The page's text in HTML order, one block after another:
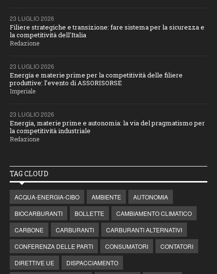
23 LUGLIO 2026
Filiere strategiche e transizione: fare sistema per la sicurezza e
la competitività dell'Italia
Redazione
23 LUGLIO 2026
Energia e materie prime per la competitività delle filiere
produttive: l’evento di ASSORISORSE
Imperiale
23 LUGLIO 2026
Energia, materie prime e autonomia: la via del pragmatismo per
la competitività industriale
Redazione
TAG CLOUD
ACQUA-ENERGIA-CIBO AMBIENTE
AUTONOMIA
BIOCARBURANTI
BOLLETTE
CAMBIAMENTO CLIMATICO
CARBONE
CARBURANTI
CARBURANTI ALTERNATIVI
CONFERENZA DELLE PARTI
CONSUMATORI
CONTATORI
DIRETTIVE UE
DISPACCIAMENTO